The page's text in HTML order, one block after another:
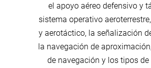
el apoyo aéreo defensivo y
sistema operativo
y aerotáctico, la señalización
la navegación de
de navegación y los tipos